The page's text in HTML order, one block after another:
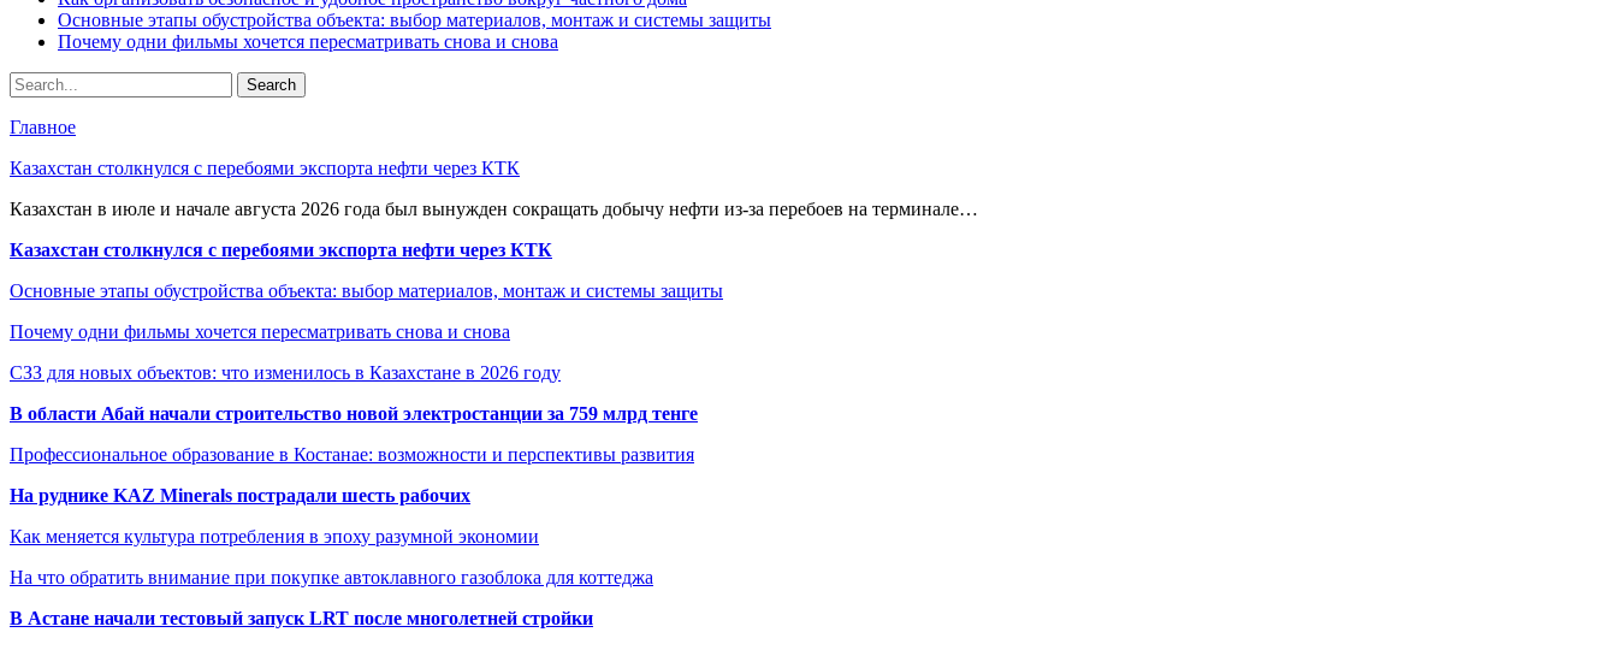
Основные этапы обустройства объекта: выбор материалов, монтаж и системы защиты
Почему одни фильмы хочется пересматривать снова и снова
Главное
Казахстан столкнулся с перебоями экспорта нефти через КТК
Казахстан в июле и начале августа 2026 года был вынужден сокращать добычу нефти из-за перебоев на терминале…
Казахстан столкнулся с перебоями экспорта нефти через КТК
Основные этапы обустройства объекта: выбор материалов, монтаж и системы защиты
Почему одни фильмы хочется пересматривать снова и снова
СЗЗ для новых объектов: что изменилось в Казахстане в 2026 году
В области Абай начали строительство новой электростанции за 759 млрд тенге
Профессиональное образование в Костанае: возможности и перспективы развития
На руднике KAZ Minerals пострадали шесть рабочих
Как меняется культура потребления в эпоху разумной экономии
На что обратить внимание при покупке автоклавного газоблока для коттеджа
В Астане начали тестовый запуск LRT после многолетней стройки